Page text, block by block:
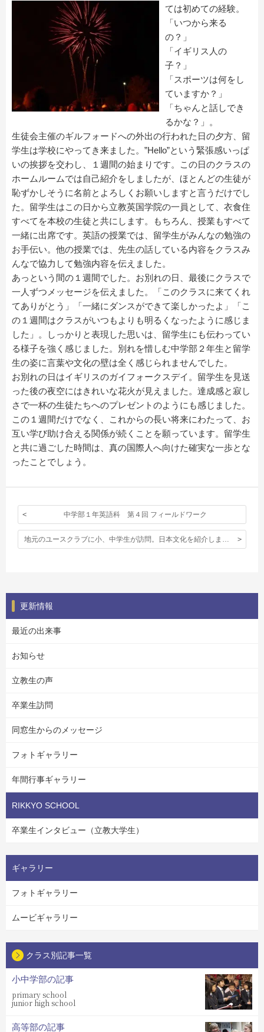
ては初めての経験。
「いつから来る
の？」
「イギリス人の
子？」
「スポーツは何をし
ていますか？」
「ちゃんと話しでき
るかな？」。
生徒会主催のギルフォードへの外出の行われた日の夕方、留
学生は学校にやってき来ました。”Hello”という緊張感いっぱ
いの挨拶を交わし、１週間の始まりです。この日のクラスの
ホームルームでは自己紹介をしましたが、ほとんどの生徒が
恥ずかしそうに名前とよろしくお願いしますと言うだけでし
た。留学生はこの日から立教英国学院の一員として、衣食住
すべてを本校の生徒と共にします。もちろん、授業もすべて
一緒に出席です。英語の授業では、留学生がみんなの勉強の
お手伝い。他の授業では、先生の話している内容をクラスみ
んなで協力して勉強内容を伝えました。
あっという間の１週間でした。お別れの日、最後にクラスで
一人ずつメッセージを伝えました。「このクラスに来てくれ
てありがとう」「一緒にダンスができて楽しかったよ」「こ
の１週間はクラスがいつもよりも明るくなったように感じま
した」。しっかりと表現した思いは、留学生にも伝わってい
る様子を強く感じました。別れを惜しむ中学部２年生と留学
生の姿に言葉や文化の壁は全く感じられませんでした。
お別れの日はイギリスのガイフォークスデイ。留学生を見送
った後の夜空にはきれいな花火が見えました。達成感と寂し
さで一杯の生徒たちへのプレゼントのようにも感じました。
この１週間だけでなく、これからの長い将来にわたって、お
互い学び助け合える関係が続くことを願っています。留学生
と共に過ごした時間は、真の国際人へ向けた確実な一歩とな
ったことでしょう。
中学部１年英語科 第４回 フィールドワーク
更新情報
最近の出来事
お知らせ
立教生の声
卒業生訪問
同窓生からのメッセージ
フォトギャラリー
年間行事ギャラリー
RIKKYO SCHOOL
卒業生インタビュー（立教大学生）
ギャラリー
フォトギャラリー
ムービギャラリー
クラス別記事一覧
小中学部の記事
primary school
junior high school
高等部の記事